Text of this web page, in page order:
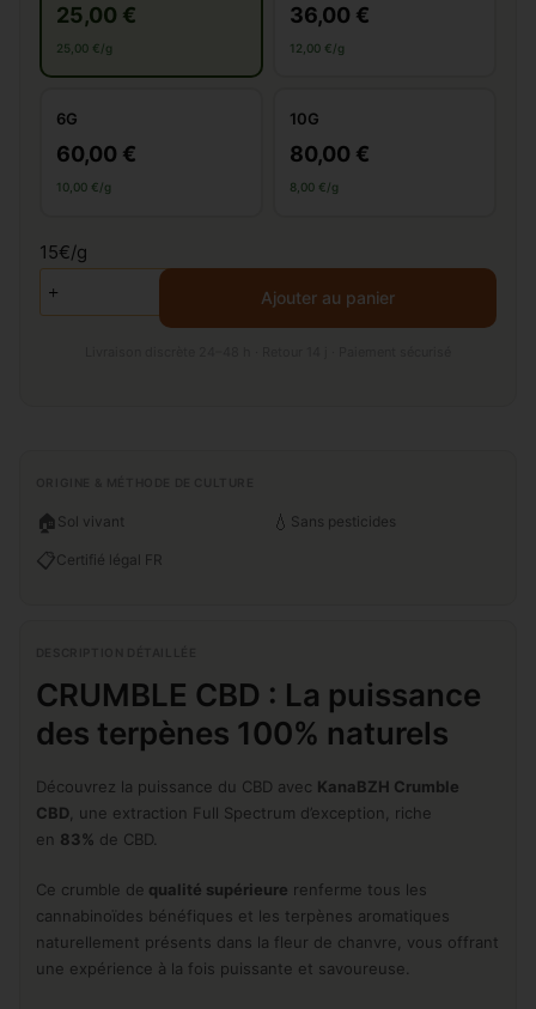
25,00 €
25,00 €/g
36,00 €
12,00 €/g
6G
60,00 €
10,00 €/g
10G
80,00 €
8,00 €/g
15€/g
Ajouter au panier
🏠 Sol vivant 💧 Sans pesticides
📋Certifié légal FR
CRUMBLE CBD : La puissance
des terpènes 100% naturels
Découvrez la puissance du CBD avec KanaBZH Crumble
CBD, une extraction Full Spectrum d’exception, riche
en 83% de CBD.
Ce crumble de qualité supérieure renferme tous les
cannabinoïdes bénéfiques et les terpènes aromatiques
naturellement présents dans la fleur de chanvre, vous offrant
une expérience à la fois puissante et savoureuse.